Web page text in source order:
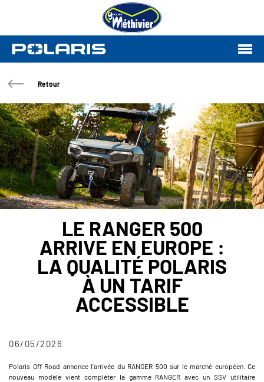
Retour
LE RANGER 500
ARRIVE EN EUROPE :
LA QUALITÉ POLARIS
À UN TARIF
ACCESSIBLE
06/05/2026
Polaris Off Road annonce l’arrivée du RANGER 500 sur le marché européen. Ce
nouveau modèle vient compléter la gamme RANGER avec un SSV utilitaire